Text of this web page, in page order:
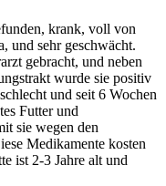
krank, voll von
und sehr geschwächt.
gebracht, und neben
wurde sie positiv
und seit 6 Wochen
Futter und
sie wegen den
Medikamente kosten
ist 2-3 Jahre alt und